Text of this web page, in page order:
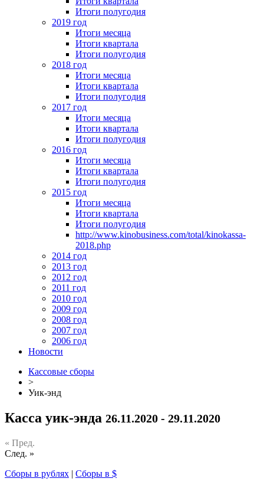
Итоги полугодия
2019 год
Итоги месяца
Итоги квартала
Итоги полугодия
2018 год
Итоги месяца
Итоги квартала
Итоги полугодия
2017 год
Итоги месяца
Итоги квартала
Итоги полугодия
2016 год
Итоги месяца
Итоги квартала
Итоги полугодия
2015 год
Итоги месяца
Итоги квартала
Итоги полугодия
http://www.kinobusiness.com/total/kinokassa-
2018.php
2014 год
2013 год
2012 год
2011 год
2010 год
2009 год
2008 год
2007 год
2006 год
Новости
Кассовые сборы
>
Уик-энд
Касса уик-энда 26.11.2020 - 29.11.2020
« Пред.
След. »
Сборы в рублях | Сборы в $